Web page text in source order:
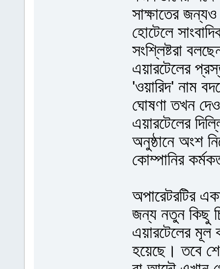
সাক্ষাতের
হোটেলে
সংশ্লিষ্টরা
এয়ারটেলের
'ওয়ারিদ' নাম
ঘোষণা তখন
এয়ারটেলের
অনুষ্ঠানে অংশ
কোম্পানির
অপারেটরটির
জন্য নতুন কিছু
এয়ারটেলের মূল
হয়েছে। তবে